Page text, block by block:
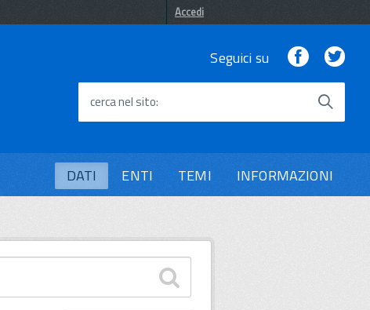
Accedi
Seguici su Facebook
cerca nel sito
DATI ENTI TEMI INFORMAZIONI